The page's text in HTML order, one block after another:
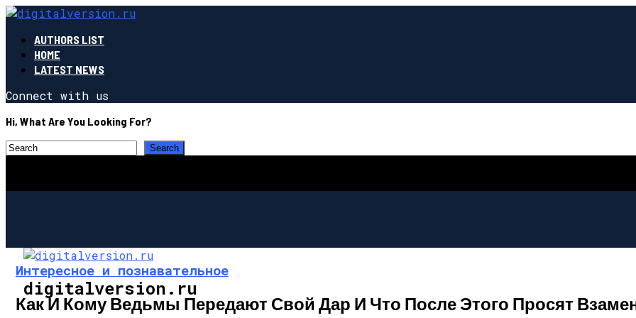
AUTHORS LIST
HOME
LATEST NEWS
Connect with us
Hi, What Are You Looking For?
digitalversion.ru
Интересное и познавательное
Как И Кому Ведьмы Передают Свой Дар И Что После Этого Просят